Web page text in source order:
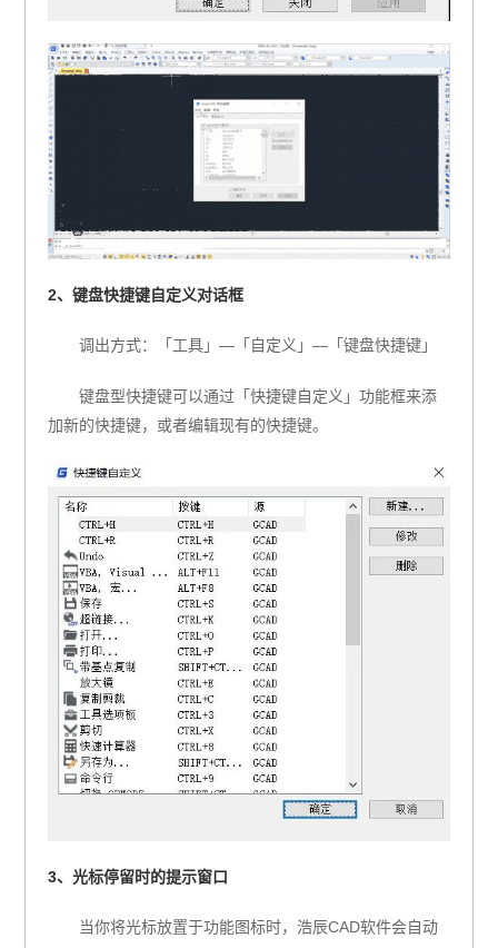
2、键盘快捷键自定义对话框
调出方式：「工具」—「自定义」—「键盘快捷键」
键盘型快捷键可以通过「快捷键自定义」功能框来添
加新的快捷键，或者编辑现有的快捷键。
3、光标停留时的提示窗口
当你将光标放置于功能图标时，浩辰CAD软件会自动